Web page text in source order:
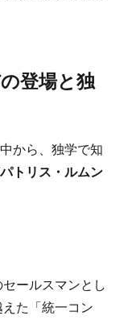
登場と独
から、独学で知
パトリス・ルムン
ールスマンとし
た「統一コン